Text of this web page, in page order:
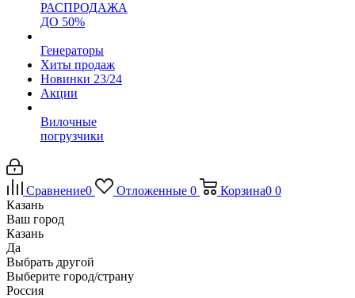
РАСПРОДАЖА
ДО 50%
Генераторы
Хиты продаж
Новинки 23/24
Акции
Вилочные
погрузчики
Сравнение0 Отложенные 0 Корзина0 0
Казань
Ваш город
Казань
Да
Выбрать другой
Выберите город/страну
Россия